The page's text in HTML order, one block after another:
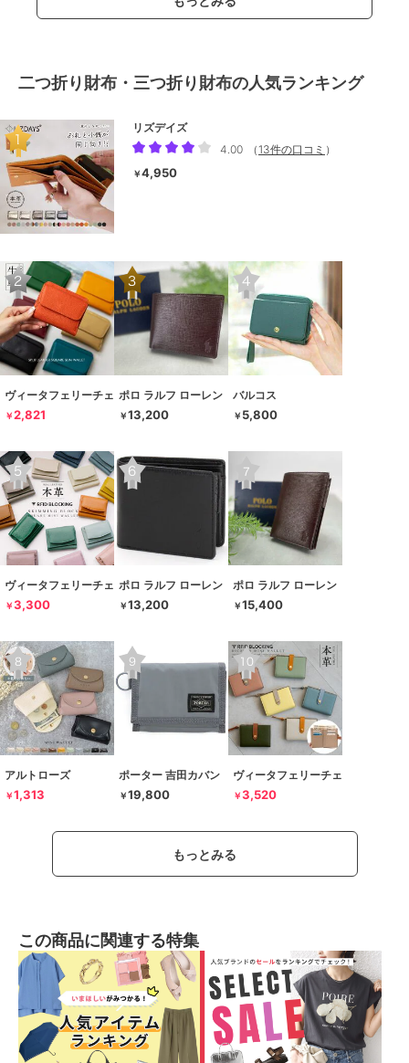
二つ折り財布・三つ折り財布の人気ランキング
リズデイズ
4.00
（ 13件の口コミ ）
￥4,950
ヴィータフェリーチェ
￥2,821
ポロ ラルフ ローレン
￥13,200
バルコス
￥ 5,800
ヴィータフェリーチェ
￥3,300
ポロ ラルフ ローレン
￥13,200
ポロ ラルフ ローレン
￥15,400
アルトローズ
￥1,313
ポーター 吉田カバン
￥19,800
ヴィータフェリーチェ
￥3,520
もっとみる
この商品に関連する特集